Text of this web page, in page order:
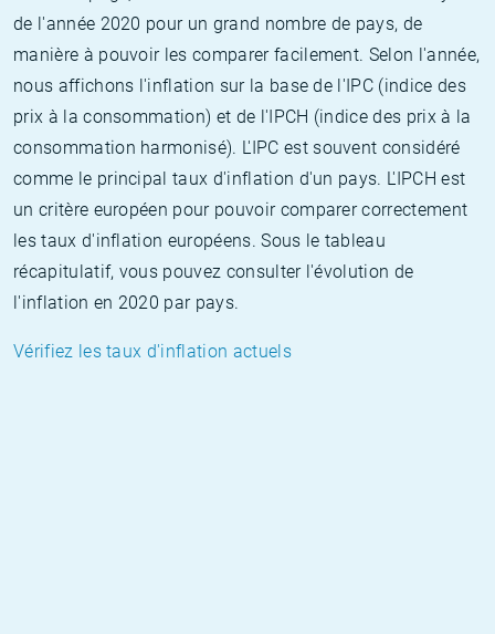
de l'année 2020 pour un grand nombre de pays, de
manière à pouvoir les comparer facilement. Selon l'année,
nous affichons l'inflation sur la base de l'IPC (indice des
prix à la consommation) et de l'IPCH (indice des prix à la
consommation harmonisé). L'IPC est souvent considéré
comme le principal taux d'inflation d'un pays. L'IPCH est
un critère européen pour pouvoir comparer correctement
les taux d'inflation européens. Sous le tableau
récapitulatif, vous pouvez consulter l'évolution de
l'inflation en 2020 par pays.
Vérifiez les taux d'inflation actuels